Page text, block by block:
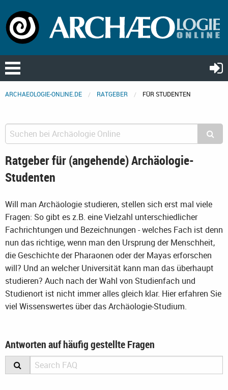
ARCHAEOLOGIE-ONLINE.DE RATGEBER FÜR STUDENTEN
Ratgeber für (angehende) Archäologie-
Studenten
Will man Archäologie studieren, stellen sich erst mal viele
Fragen: So gibt es z.B. eine Vielzahl unterschiedlicher
Fachrichtungen und Bezeichnungen - welches Fach ist denn
nun das richtige, wenn man den Ursprung der Menschheit,
die Geschichte der Pharaonen oder der Mayas erforschen
will? Und an welcher Universität kann man das überhaupt
studieren? Auch nach der Wahl von Studienfach und
Studienort ist nicht immer alles gleich klar. Hier erfahren Sie
viel Wissenswertes über das Archäologie-Studium.
Antworten auf häufig gestellte Fragen